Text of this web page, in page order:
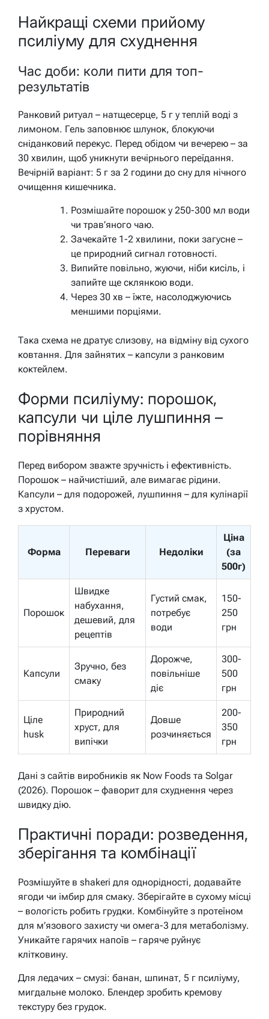
Найкращі схеми прийому
псиліуму для схуднення
Час доби: коли пити для топ-
результатів
Ранковий ритуал – натщесерце, 5 г у теплій воді з
лимоном. Гель заповнює шлунок, блокуючи
сніданковий перекус. Перед обідом чи вечерею – за
30 хвилин, щоб уникнути вечірнього переїдання.
Вечірній варіант: 5 г за 2 години до сну для нічного
очищення кишечника.
Розмішайте порошок у 250-300 мл води
чи трав’яного чаю.
Зачекайте 1-2 хвилини, поки загусне –
це природний сигнал готовності.
Випийте повільно, жуючи, ніби кисіль, і
запийте ще склянкою води.
Через 30 хв – їжте, насолоджуючись
меншими порціями.
Така схема не дратує слизову, на відміну від сухого
ковтання. Для зайнятих – капсули з ранковим
коктейлем.
Форми псиліуму: порошок,
капсули чи ціле лушпиння –
порівняння
Перед вибором зважте зручність і ефективність.
Порошок – найчистіший, але вимагає рідини.
Капсули – для подорожей, лушпиння – для кулінарії
з хрустом.
Форма Переваги Недоліки
Ціна
(за
500г)
Порошок
Швидке
набухання,
дешевий, для
рецептів
Густий смак,
потребує
води
150-
250
грн
Капсули
Зручно, без
смаку
Дорожче,
повільніше
діє
300-
500
грн
Ціле
husk
Природний
хруст, для
випічки
Довше
розчиняється
200-
350
грн
Дані з сайтів виробників як Now Foods та Solgar
(2026). Порошок – фаворит для схуднення через
швидку дію.
Практичні поради: розведення,
зберігання та комбінації
Розмішуйте в shakerі для однорідності, додавайте
ягоди чи імбир для смаку. Зберігайте в сухому місці
– вологість робить грудки. Комбінуйте з протеїном
для м’язового захисту чи омега-3 для метаболізму.
Уникайте гарячих напоїв – гаряче руйнує
клітковину.
Для ледачих – смузі: банан, шпинат, 5 г псиліуму,
мигдальне молоко. Блендер зробить кремову
текстуру без грудок.